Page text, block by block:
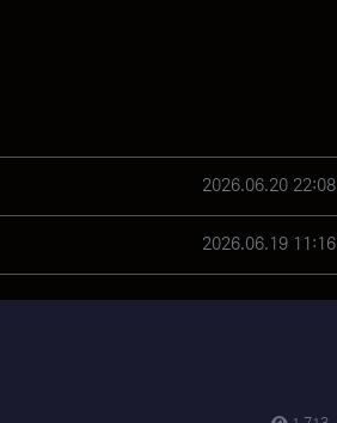
작성일
2026.06.20 22:08
작성일
2026.06.19 11:16